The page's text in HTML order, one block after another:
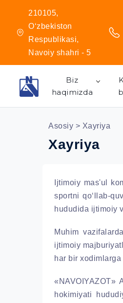
210105,
O‘zbekiston
Respublikasi,
Navoiy shahri - 5
Biz
haqimizda
Asosiy > Xayriya
Xayriya
Ijtimoiy mas'ul
sportni qo‘llab-
hududida ijtimoiy
Muhim
ijtimoiy
har bir
«NAVOIYAZOT»
hokimiyati